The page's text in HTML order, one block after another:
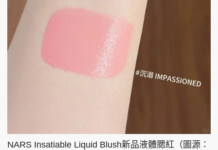
NARS Insatiable Liquid Blush新品液體腮紅（圖源：